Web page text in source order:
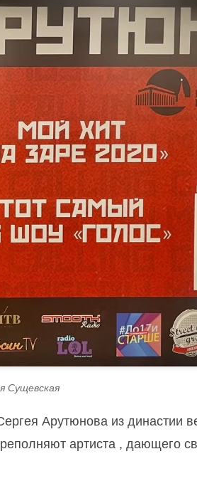
Сущевская
Арутюнова из династии
артиста , дающего